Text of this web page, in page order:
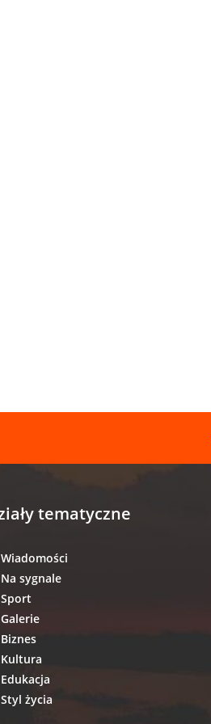
tematyczne
Wiadomości
Na sygnale
Sport
Galerie
Biznes
Kultura
Edukacja
Styl życia